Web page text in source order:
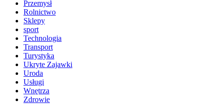
Przemysł
Rolnictwo
Sklepy
sport
Technologia
Transport
Turystyka
Ukryte Zajawki
Uroda
Usługi
Wnętrza
Zdrowie